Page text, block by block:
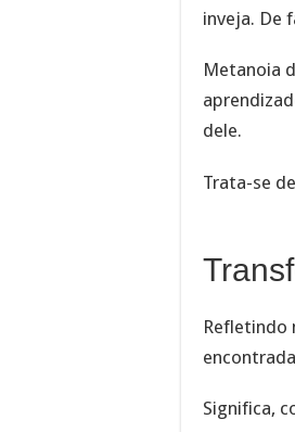
inveja. De
Metanoia
dele.
Trata-se
Refletindo
Significa,